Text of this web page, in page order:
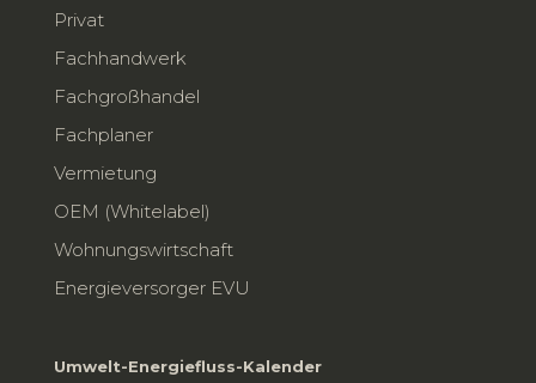
Privat
Fachhandwerk
Fachgroßhandel
Fachplaner
Vermietung
OEM (Whitelabel)
Wohnungswirtschaft
Energieversorger EVU
Umwelt-Energiefluss-Kalender